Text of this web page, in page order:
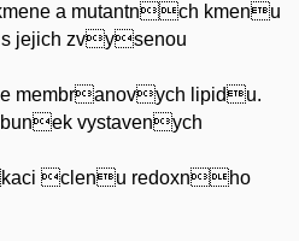
a mutantnch kmenu
s jejich zvysenou
membranovych lipidu.
vystavenych
clenu redoxnho